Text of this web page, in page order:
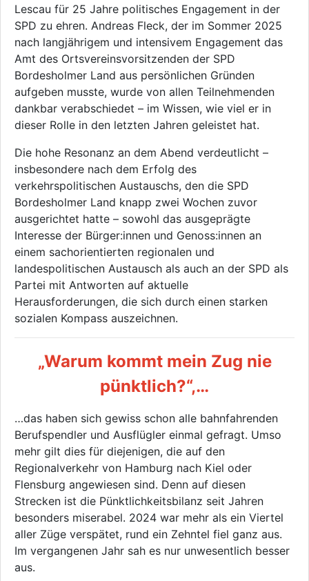
Lescau für 25 Jahre politisches Engagement in der
SPD zu ehren. Andreas Fleck, der im Sommer 2025
nach langjährigem und intensivem Engagement das
Amt des Ortsvereinsvorsitzenden der SPD
Bordesholmer Land aus persönlichen Gründen
aufgeben musste, wurde von allen Teilnehmenden
dankbar verabschiedet – im Wissen, wie viel er in
dieser Rolle in den letzten Jahren geleistet hat.
Die hohe Resonanz an dem Abend verdeutlicht –
insbesondere nach dem Erfolg des
verkehrspolitischen Austauschs, den die SPD
Bordesholmer Land knapp zwei Wochen zuvor
ausgerichtet hatte – sowohl das ausgeprägte
Interesse der Bürger:innen und Genoss:innen an
einem sachorientierten regionalen und
landespolitischen Austausch als auch an der SPD als
Partei mit Antworten auf aktuelle
Herausforderungen, die sich durch einen starken
sozialen Kompass auszeichnen.
„Warum kommt mein Zug nie
pünktlich?“,…
…das haben sich gewiss schon alle bahnfahrenden
Berufspendler und Ausflügler einmal gefragt. Umso
mehr gilt dies für diejenigen, die auf den
Regionalverkehr von Hamburg nach Kiel oder
Flensburg angewiesen sind. Denn auf diesen
Strecken ist die Pünktlichkeitsbilanz seit Jahren
besonders miserabel. 2024 war mehr als ein Viertel
aller Züge verspätet, rund ein Zehntel fiel ganz aus.
Im vergangenen Jahr sah es nur unwesentlich besser
aus.